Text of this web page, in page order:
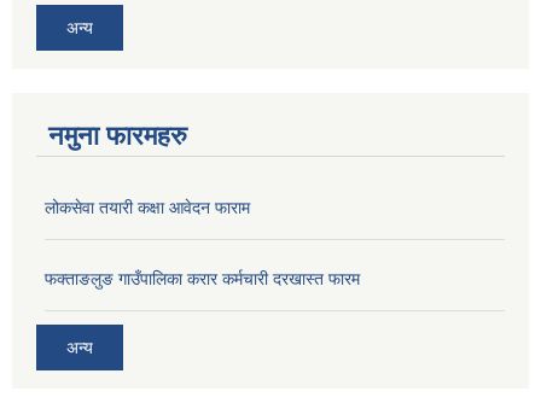
अन्य
नमुना फारमहरु
लोकसेवा तयारी कक्षा आवेदन फाराम
फक्ताङलुङ गाउँपालिका करार कर्मचारी दरखास्त फारम
अन्य